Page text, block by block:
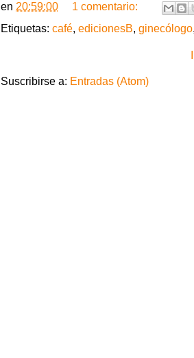
en 20:59:00
1 comentario:
Etiquetas: café, edicionesB, ginecólogo,
Suscribirse a: Entradas (Atom)